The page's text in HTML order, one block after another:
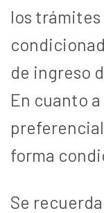
los trámites
de ingreso
En cuanto
forma
Se